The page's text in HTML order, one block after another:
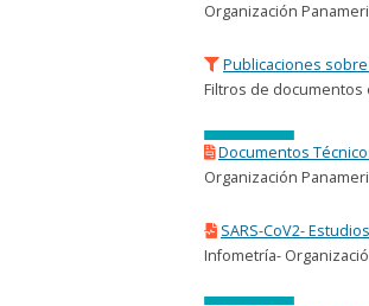
Organización
Publicaciones
Filtros de documentos
Documentos
Organización
SARS-CoV2-
Infometría-